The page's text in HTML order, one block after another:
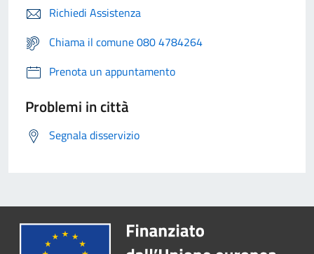
Richiedi Assistenza
Chiama il comune 080 4784264
Prenota un appuntamento
Problemi in città
Segnala disservizio